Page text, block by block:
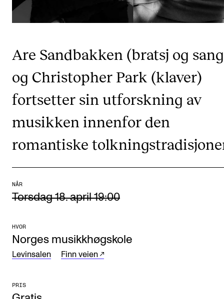
Publikasjoner
Utveksling
Internasjonal strategi
Samarbeidsprosjekter
IN.TUNE
AKTUELT
Arrangementer og konserter
Nyheter og historier
INFO
Are Sandbakken (bratsj og
og Christopher Park (klaver)
fortsetter sin utforskning av
musikken innenfor den
romantiske
NÅR
Torsdag 18. april 19:00
HVOR
Norges musikkhøgskole
Levinsalen Finn veien
PRIS